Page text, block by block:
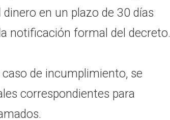
en un plazo de 30 días
notificación formal del decreto.
de incumplimiento, se
correspondientes para